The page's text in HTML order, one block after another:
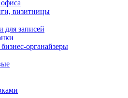
визитницы
для записей
органайзеры